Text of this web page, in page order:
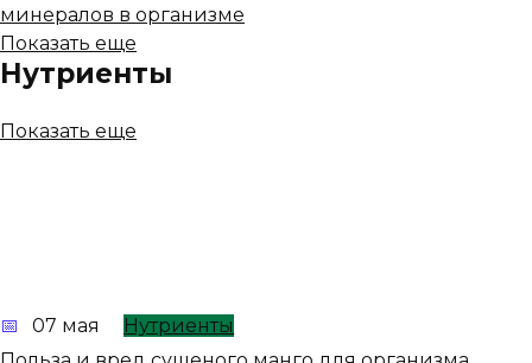
минералов в организме
Показать еще
Нутриенты
Показать еще
07 мая
Нутриенты